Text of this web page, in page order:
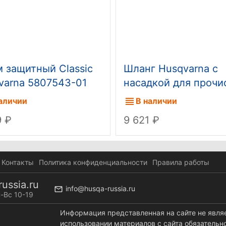
Classic
5807543-01
Шланг Husqvarna с
насадкой для
труб и стоков 15м
В наличии
9 621
Контакты Политика конфиденциальности Правила работы
Вс 10-19
info@husqa-russia.ru
Информация представленная на сайте не
использовании материалов с сайта